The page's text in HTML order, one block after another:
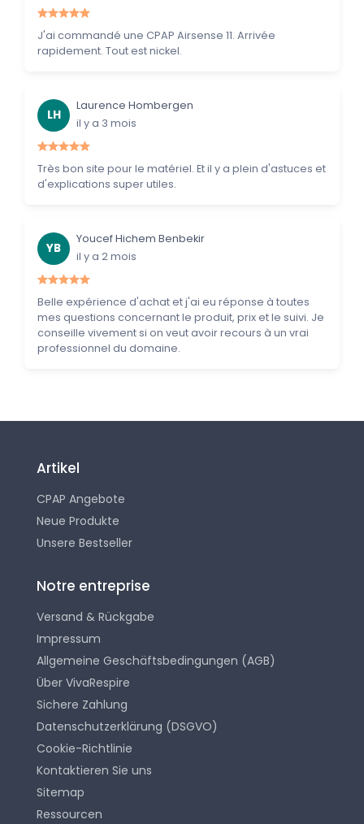
J'ai commandé une CPAP Airsense 11. Arrivée
rapidement. Tout est nickel.
LH
Laurence Hombergen
il y a 3 mois
Très bon site pour le matériel. Et il y a plein d'astuces et
d'explications super utiles.
YB
Youcef Hichem Benbekir
il y a 2 mois
Belle expérience d'achat et j'ai eu réponse à toutes
mes questions concernant le produit, prix et le suivi. Je
conseille vivement si on veut avoir recours à un vrai
professionnel du domaine.
Artikel
CPAP Angebote
Neue Produkte
Unsere Bestseller
Notre entreprise
Versand & Rückgabe
Impressum
Allgemeine Geschäftsbedingungen (AGB)
Über VivaRespire
Sichere Zahlung
Datenschutzerklärung (DSGVO)
Cookie-Richtlinie
Kontaktieren Sie uns
Sitemap
Ressourcen